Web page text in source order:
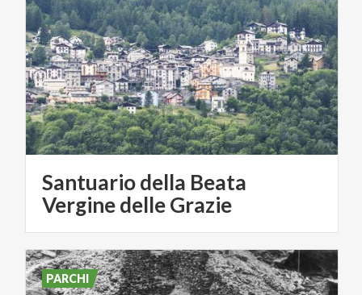
Santuario della Beata
Vergine delle Grazie
PARCHI